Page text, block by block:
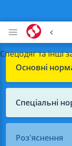
Cпецодяг та інші
Основні
Спеціальні
Роз'яснення